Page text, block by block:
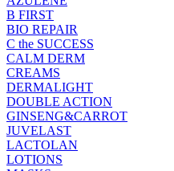
B FIRST
BIO REPAIR
C the SUCCESS
CALM DERM
CREAMS
DERMALIGHT
DOUBLE ACTION
GINSENG&CARROT
JUVELAST
LACTOLAN
LOTIONS